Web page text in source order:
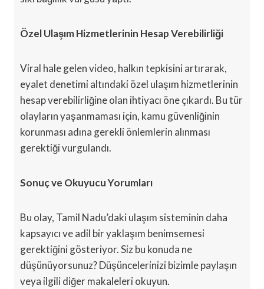
Özel Ulaşım Hizmetlerinin Hesap Verebilirliği
Viral hale gelen video, halkın tepkisini artırarak,
eyalet denetimi altındaki özel ulaşım hizmetlerinin
hesap verebilirliğine olan ihtiyacı öne çıkardı. Bu tür
olayların yaşanmaması için, kamu güvenliğinin
korunması adına gerekli önlemlerin alınması
gerektiği vurgulandı.
Sonuç ve Okuyucu Yorumları
Bu olay, Tamil Nadu’daki ulaşım sisteminin daha
kapsayıcı ve adil bir yaklaşım benimsemesi
gerektiğini gösteriyor. Siz bu konuda ne
düşünüyorsunuz? Düşüncelerinizi bizimle paylaşın
veya ilgili diğer makaleleri okuyun.